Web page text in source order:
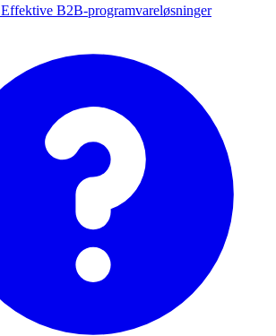
Effektive B2B-programvareløsninger